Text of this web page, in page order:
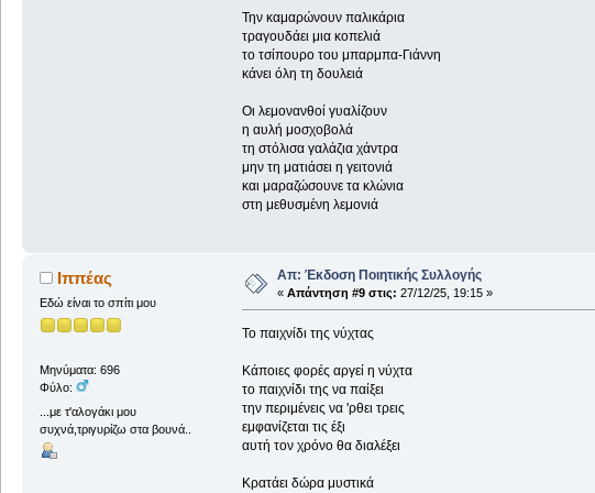
Την καμαρώνουν παλικάρια
τραγουδάει μια κοπελιά
το τσίπουρο του μπαρμπα-Γιάννη
κάνει όλη τη δουλειά
Οι λεμονανθοί γυαλίζουν
η αυλή μοσχοβολά
τη στόλισα γαλάζια χάντρα
μην τη ματιάσει η γειτονιά
και μαραζώσουνε τα κλώνια
στη μεθυσμένη λεμονιά
Ιππέας
Εδώ είναι το σπίτι μου
Μηνύματα: 696
Φύλο:
...με τ'αλογάκι μου
συχνά,τριγυρίζω στα βουνά..
Απ: Έκδοση Ποιητικής Συλλογής
« Απάντηση #9 στις: 27/12/25, 19:15 »
Το παιχνίδι της νύχτας
Κάποιες φορές αργεί η νύχτα
το παιχνίδι της να παίξει
την περιμένεις να 'ρθει τρεις
εμφανίζεται τις έξι
αυτή τον χρόνο θα διαλέξει
Κρατάει δώρα μυστικά